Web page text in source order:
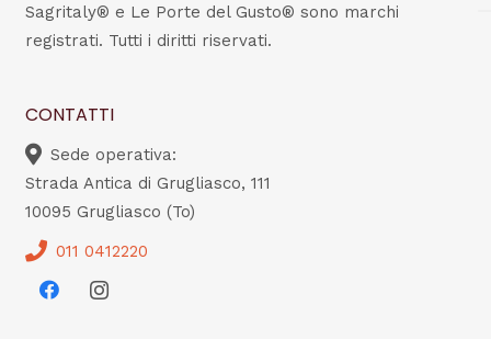
Sagritaly® e Le Porte del Gusto® sono marchi
registrati. Tutti i diritti riservati.
CONTATTI
Sede operativa:
Strada Antica di Grugliasco, 111
10095 Grugliasco (To)
011 0412220